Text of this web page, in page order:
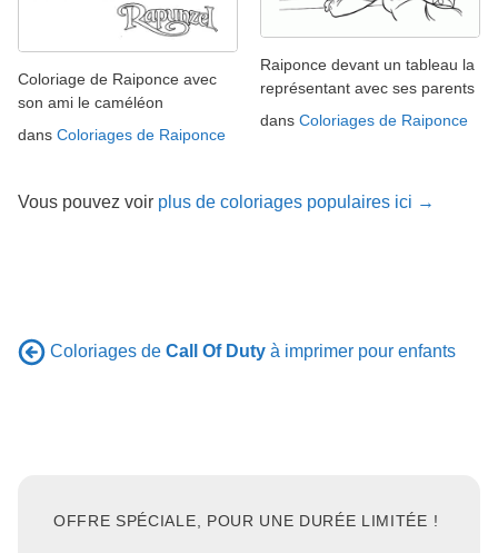
Coloriage de Raiponce avec
son ami le caméléon
dans Coloriages de Raiponce
Raiponce devant un tableau la
représentant avec ses parents
dans Coloriages de Raiponce
Vous pouvez voir plus de coloriages populaires ici →
Coloriages de Call Of Duty à imprimer pour enfants
OFFRE SPÉCIALE, POUR UNE DURÉE LIMITÉE !